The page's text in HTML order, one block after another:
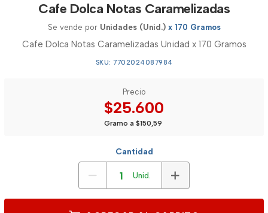
Cafe Dolca Notas Caramelizadas
Se vende por Unidades (Unid.) x 170 Gramos
Cafe Dolca Notas Caramelizadas Unidad x 170 Gramos
SKU: 7702024087984
Precio
$25.600
Gramo a $150,59
Cantidad
Unid.